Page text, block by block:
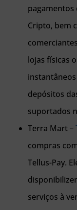
pagamentos
Cripto, bem
lojas físicas
depósitos
suportados
Terra Mart –
compras
Tellus-Pay.
serviços à